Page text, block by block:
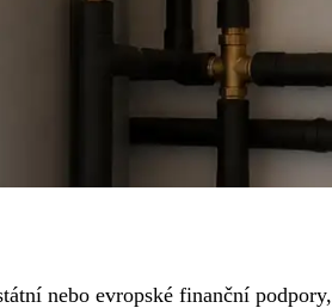
nebo evropské finanční podpory,